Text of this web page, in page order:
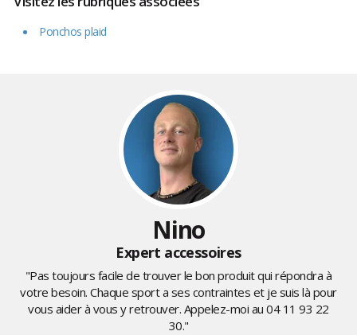
Ponchos plaid
Nino
Expert accessoires
"Pas toujours facile de trouver le bon produit qui répondra à
votre besoin. Chaque sport a ses contraintes et je suis là pour
vous aider à vous y retrouver. Appelez-moi au04 11 93 22
30."